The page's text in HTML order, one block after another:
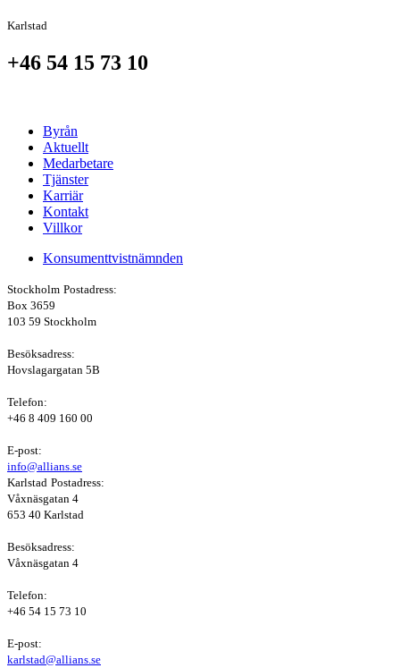
Karlstad
+46 54 15 73 10
Byrån
Aktuellt
Medarbetare
Tjänster
Karriär
Kontakt
Villkor
Konsumenttvistnämnden
Stockholm Postadress:
Box 3659
103 59 Stockholm
Besöksadress:
Hovslagargatan 5B
Telefon:
+46 8 409 160 00
E-post:
info@allians.se
Karlstad Postadress:
Våxnäsgatan 4
653 40 Karlstad
Besöksadress:
Våxnäsgatan 4
Telefon:
+46 54 15 73 10
E-post:
karlstad@allians.se